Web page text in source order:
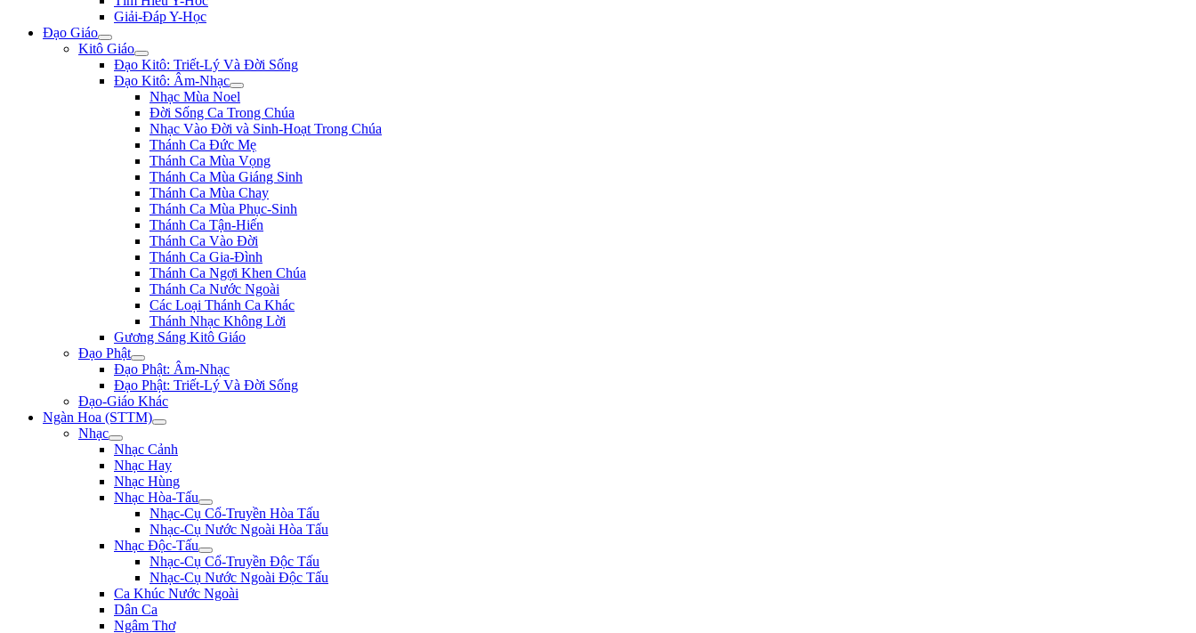
Giải-Đáp Y-Học
Đạo Giáo
Kitô Giáo
Đạo Kitô: Triết-Lý Và Đời Sống
Đạo Kitô: Âm-Nhạc
Nhạc Mùa Noel
Đời Sống Ca Trong Chúa
Nhạc Vào Đời và Sinh-Hoạt Trong Chúa
Thánh Ca Đức Mẹ
Thánh Ca Mùa Vọng
Thánh Ca Mùa Giáng Sinh
Thánh Ca Mùa Chay
Thánh Ca Mùa Phục-Sinh
Thánh Ca Tận-Hiến
Thánh Ca Vào Đời
Thánh Ca Gia-Đình
Thánh Ca Ngợi Khen Chúa
Thánh Ca Nước Ngoài
Các Loại Thánh Ca Khác
Thánh Nhạc Không Lời
Gương Sáng Kitô Giáo
Đạo Phật
Đạo Phật: Âm-Nhạc
Đạo Phật: Triết-Lý Và Đời Sống
Đạo-Giáo Khác
Ngàn Hoa (STTM)
Nhạc
Nhạc Cảnh
Nhạc Hay
Nhạc Hùng
Nhạc Hòa-Tấu
Nhạc-Cụ Cổ-Truyền Hòa Tấu
Nhạc-Cụ Nước Ngoài Hòa Tấu
Nhạc Độc-Tấu
Nhạc-Cụ Cổ-Truyền Độc Tấu
Nhạc-Cụ Nước Ngoài Độc Tấu
Ca Khúc Nước Ngoài
Dân Ca
Ngâm Thơ